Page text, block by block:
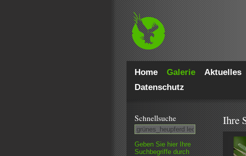
Home Galerie Aktuelles
Datenschutz
Schnell­suche
Geben Sie hier Ihre
Such­begriffe durch
Ihre